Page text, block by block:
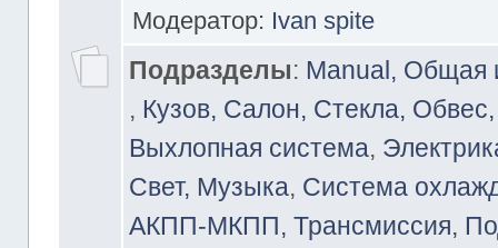
Модератор: Ivan spite
Подразделы: Manual,
, Кузов, Салон, Стекла,
Выхлопная система,
Свет, Музыка, Система
АКПП-МКПП, Трансмиссия,